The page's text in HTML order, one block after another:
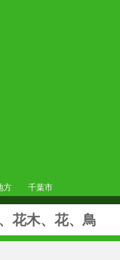
方 千葉市
花木、花、鳥